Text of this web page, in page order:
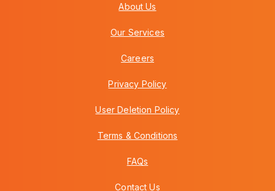
About Us
Our Services
Careers
Privacy Policy
User Deletion Policy
Terms & Conditions
FAQs
Contact Us